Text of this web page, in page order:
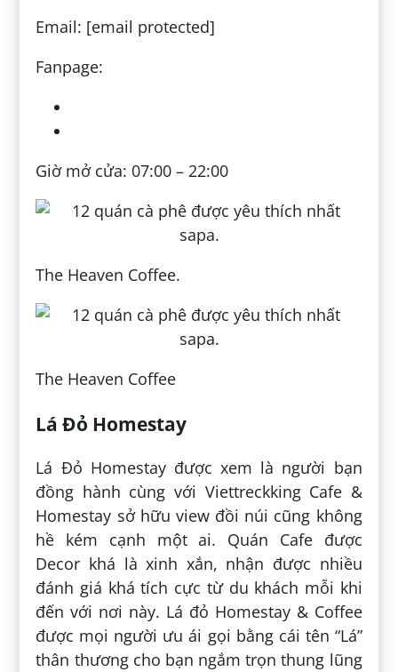
Email: [email protected]
Fanpage:
Giờ mở cửa: 07:00 – 22:00
The Heaven Coffee.
The Heaven Coffee
Lá Đỏ Homestay
Lá Đỏ Homestay được xem là người bạn
đồng hành cùng với Viettreckking Cafe &
Homestay sở hữu view đồi núi cũng không
hề kém cạnh một ai. Quán Cafe được
Decor khá là xinh xắn, nhận được nhiều
đánh giá khá tích cực từ du khách mỗi khi
đến với nơi này. Lá đỏ Homestay & Coffee
được mọi người ưu ái gọi bằng cái tên “Lá”
thân thương cho bạn ngắm trọn thung lũng